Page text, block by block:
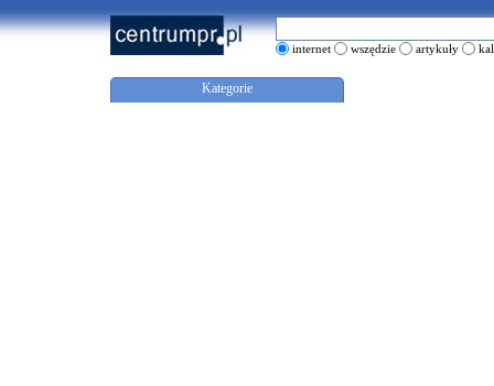
internet wszędzie artykuły
Kategorie